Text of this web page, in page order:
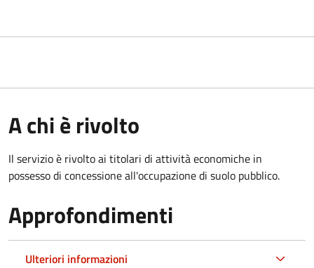
A chi è rivolto
Il servizio è rivolto ai titolari di attività economiche in
possesso di concessione all'occupazione di suolo pubblico.
Approfondimenti
Ulteriori informazioni